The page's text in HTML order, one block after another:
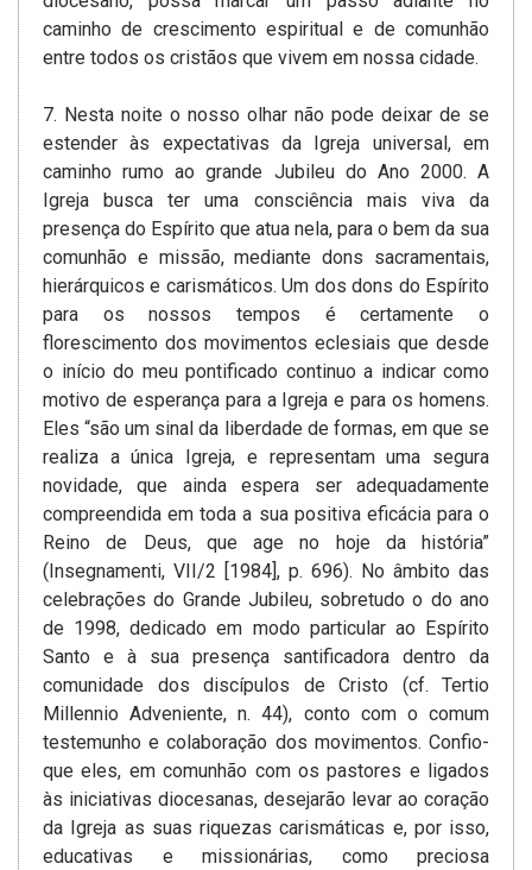
caminho de crescimento espiritual e de comunhão
entre todos os cristãos que vivem em nossa cidade.
7. Nesta noite o nosso olhar não pode deixar de se
estender às expectativas da Igreja universal, em
caminho rumo ao grande Jubileu do Ano 2000­. A
Igreja busca ter uma consciência mais viva da
presença do Espírito que atua nela, para o bem da sua
comunhão e missão­, mediante dons sacramentais,
hierárquicos e carismáticos. Um dos dons do Espírito
para os nossos tempos é certamente o
florescimento­ dos movimentos eclesiais que desde
o início do meu pontificado continuo­ a indicar como
motivo de esperança para a Igreja e para os homens.
Eles “são um sinal da liberdade de formas, em que se
realiza a única Igreja, e representam uma segura
novidade, que ainda espera ser adequadamente
compreendida em toda a sua positiva eficácia para o
Reino de Deus, que age no hoje da história”
(Insegnamenti, VII/2 [1984], p. 696). No âmbito das
celebrações do Grande Jubileu, sobretudo­ o do ano
de 1998, dedicado em modo particular ao Espírito
Santo­ e à sua presença santificadora dentro da
comunidade dos discípulos de Cristo (cf. Tertio
Millennio Adveniente, n. 44), conto com o comum
testemunho e colaboração dos movimentos. Confio­
que eles, em comunhão com os pastores e ligados
às iniciativas­ diocesanas, desejarão levar ao coração
da Igreja as suas riquezas carismáticas e, por isso,
educativas e missionárias, como preciosa